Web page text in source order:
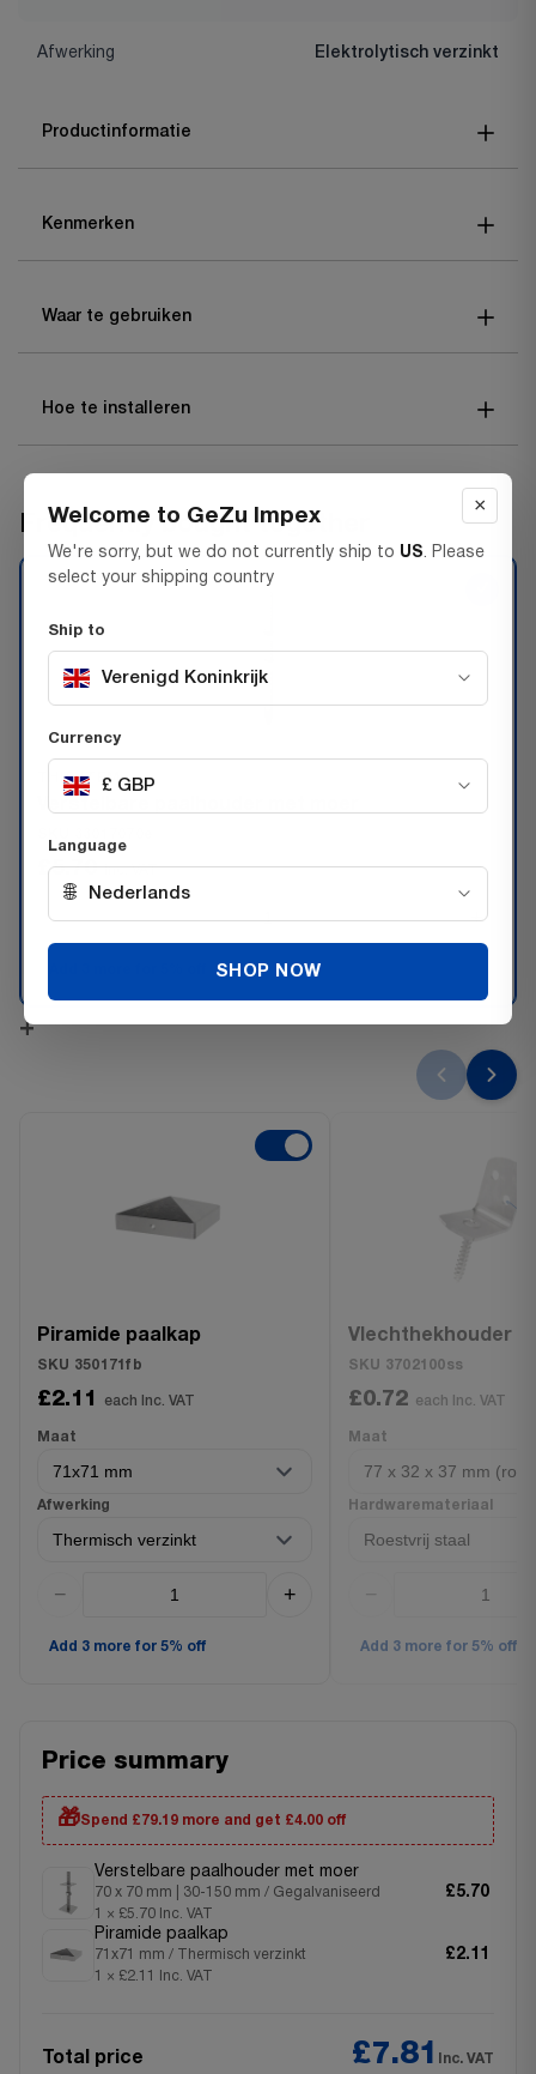
Afwerking Elektrolytisch verzinkt
Productinformatie
Kenmerken
Waar te gebruiken
Hoe te installeren
Frequently bought together
THIS ITEM:
£5.70 Inc. VAT
− +
+
Piramide paalkap
SKU 350171fb
£2.11 each Inc. VAT
Maat
Afwerking
− +
Add 3 more for 5% off
Vlechthekhouder
SKU 3702100ss
£0.72 each Inc. VAT
Maat
Hardwaremateriaal
Add 3 more for 5% off
Price summary
🎁Spend £79.19 more and get £4.00 off
Verstelbare paalhouder met moer
70 x 70 mm | 30-150 mm / Gegalvaniseerd
1 × £5.70 Inc. VAT
£5.70
Piramide paalkap
71x71 mm / Thermisch verzinkt
1 × £2.11 Inc. VAT
£2.11
Total price £7.81 Inc. VAT
×
Welcome to GeZu Impex
We're sorry, but we do not currently ship to US. Please
select your shipping country
Ship to
Verenigd Koninkrijk
Currency
£ GBP
Language
🌐 Nederlands
SHOP NOW